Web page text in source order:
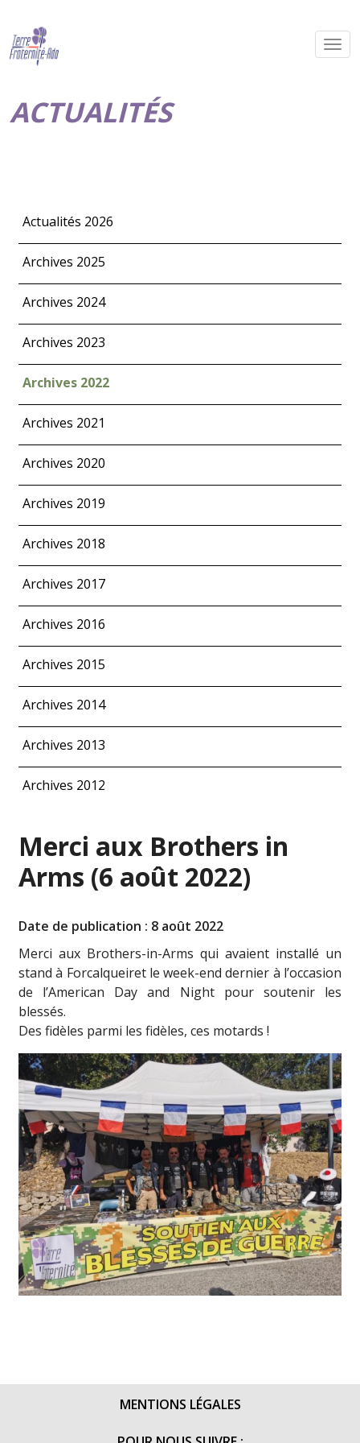
ACTUALITÉS
Actualités 2026
Archives 2025
Archives 2024
Archives 2023
Archives 2022
Archives 2021
Archives 2020
Archives 2019
Archives 2018
Archives 2017
Archives 2016
Archives 2015
Archives 2014
Archives 2013
Archives 2012
Merci aux Brothers in
Arms (6 août 2022)
Date de publication : 8 août 2022
Merci aux Brothers-in-Arms qui avaient installé un
stand à Forcalqueiret le week-end dernier à l’occasion
de l’American Day and Night pour soutenir les
blessés.
Des fidèles parmi les fidèles, ces motards !
MENTIONS LÉGALES